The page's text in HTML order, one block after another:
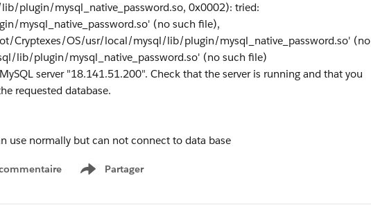
plugin/mysql_native_password.so, 0x0002): tried:
mysql_native_password.so' (no such file),
Cryptexes/OS/usr/local/mysql/lib/plugin/mysql_native_password.so' (no
lib/plugin/mysql_native_password.so' (no such file)
server "18.141.51.200". Check that the server is running and that you
requested database.
use normally but can not connect to data base
Partager
Show menu